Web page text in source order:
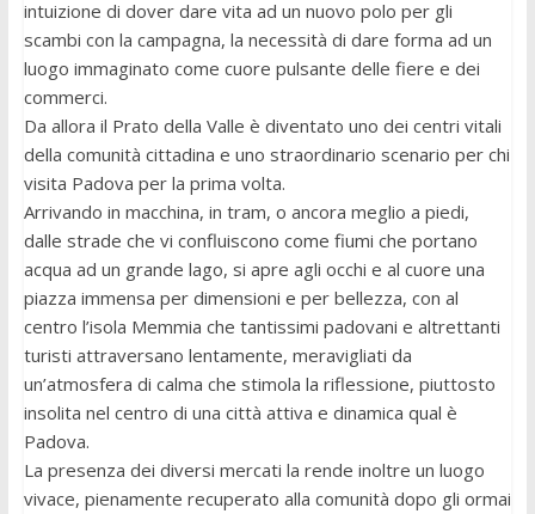
intuizione di dover dare vita ad un nuovo polo per gli
scambi con la campagna, la necessità di dare forma ad un
luogo immaginato come cuore pulsante delle fiere e dei
commerci.
Da allora il Prato della Valle è diventato uno dei centri vitali
della comunità cittadina e uno straordinario scenario per chi
visita Padova per la prima volta.
Arrivando in macchina, in tram, o ancora meglio a piedi,
dalle strade che vi confluiscono come fiumi che portano
acqua ad un grande lago, si apre agli occhi e al cuore una
piazza immensa per dimensioni e per bellezza, con al
centro l’isola Memmia che tantissimi padovani e altrettanti
turisti attraversano lentamente, meravigliati da
un’atmosfera di calma che stimola la riflessione, piuttosto
insolita nel centro di una città attiva e dinamica qual è
Padova.
La presenza dei diversi mercati la rende inoltre un luogo
vivace, pienamente recuperato alla comunità dopo gli ormai